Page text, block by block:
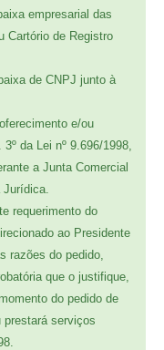
empresarial das
Cartório de Registro
de CNPJ junto à
e/ou
da Lei nº 9.696/1998,
a Junta Comercial
requerimento do
ao Presidente
razões do pedido,
que o justifique,
do pedido de
prestará serviços